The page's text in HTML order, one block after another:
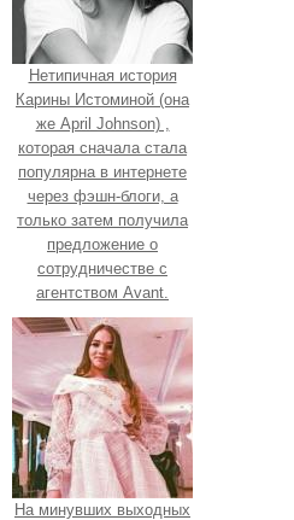
Нетипичная история
Карины Истоминой (она
же April Johnson) ,
которая сначала стала
популярна в интернете
через фэшн-блоги, а
только затем получила
предложение о
сотрудничестве с
агентством Avant.
На минувших выходных